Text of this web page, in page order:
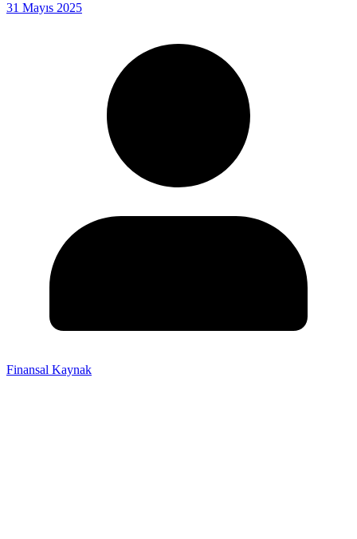
31 Mayıs 2025
Finansal Kaynak